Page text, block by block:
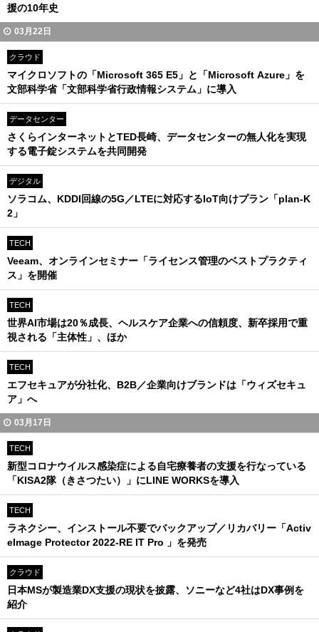
援の10年史
03月22日
クラウド
マイクロソフトの「Microsoft 365 E5」と「Microsoft Azure」を
文部科学省「文部科学省行政情報システム」に導入
データセンター
さくらインターネットとTED長崎、データセンターの無人化を実現
する電子錠システムを共同開発
デジタル
ソラコム、KDDI回線の5G／LTEに対応するIoT向けプラン「plan-K
2」
TECH
Veeam、オンラインセミナー「ライセンス管理のベストプラクティ
ス」を開催
TECH
世界AI市場は20％成長、ヘルスケア企業への信頼度、新卒採用で重
視される「主体性」、ほか
TECH
エフセキュアが分社化、B2B／企業向けブランドは「ウィズセキュ
ア」へ
03月17日
TECH
新型コロナウイルス感染症による自宅療養者の支援を行なっている
「KISA2隊（きさつたい）」にLINE WORKSを導入
TECH
ラネクシー、インストール不要でバックアップ／リカバリー「Activ
eImage Protector 2022-RE IT Pro 」を発売
クラウド
日本MSが製造業DX支援の現状を披露、ソニーなど4社はDX事例を
紹介